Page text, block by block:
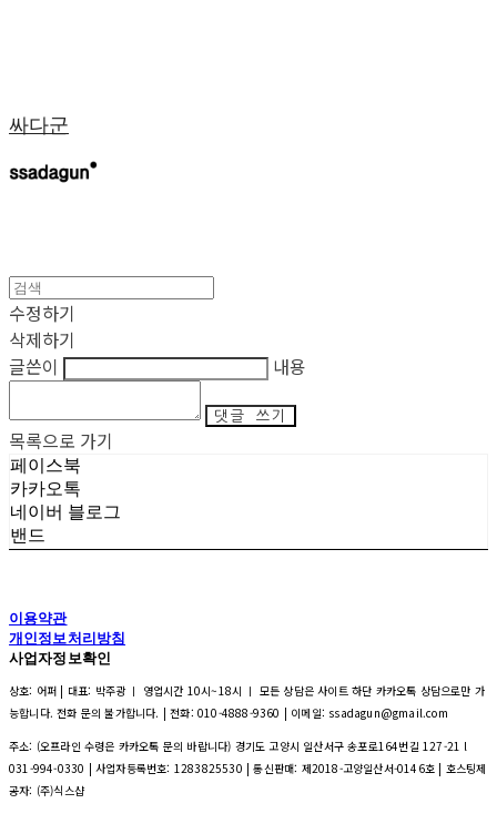
싸다군
수정하기
삭제하기
글쓴이
내용
댓글 쓰기
목록으로 가기
페이스북
카카오톡
네이버 블로그
밴드
이용약관
개인정보처리방침
사업자정보확인
상호: 어퍼 | 대표: 박주광 ㅣ 영업시간 10시~18시 ㅣ 모든 상담은 사이트 하단 카카오톡 상담으로만 가
능합니다. 전화 문의 불가합니다. | 전화: 010-4888-9360 | 이메일: ssadagun@gmail.com
주소: (오프라인 수령은 카카오톡 문의 바랍니다) 경기도 고양시 일산서구 송포로164번길 127-21 l
031-994-0330 | 사업자등록번호: 1283825530 | 통신판매: 제2018-고양일산서-0146호 | 호스팅제
공자: (주)식스샵